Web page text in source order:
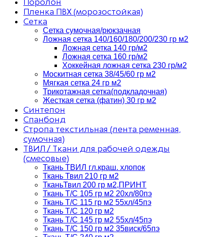
Пленка ПВХ (морозостойкая)
Сетка
Сетка сумочная/рюкзачная
Ложная сетка 140/160/180/200/230 гр м2
Ложная сетка 140 гр/м2
Ложная сетка 160 гр/м2
Хоккейная ложная сетка 230 гр/м2
Москитная сетка 38/45/60 гр м2
Мягкая сетка 24 гр м2
Трикотажная сетка(подкладочная)
Жесткая сетка (фатин) 30 гр м2
Синтепон
Спанбонд
Стропа текстильная (лента ременная,
сумочная)
ТВИЛ / Ткани для рабочей одежды
(смесовые)
Ткань ТВИЛ гл.краш. хлопок
Ткань Твил 210 гр м2
ТканьТвил 200 гр м2,ПРИНТ
Ткань Т/C 105 гр м2 20хл/80пэ
Ткань Т/C 115 гр м2 55хл/45пэ
Ткань Т/C 120 гр м2
Ткань Т/C 145 гр м2 55хл/45пэ
Ткань Т/C 150 гр м2 35виск/65пэ